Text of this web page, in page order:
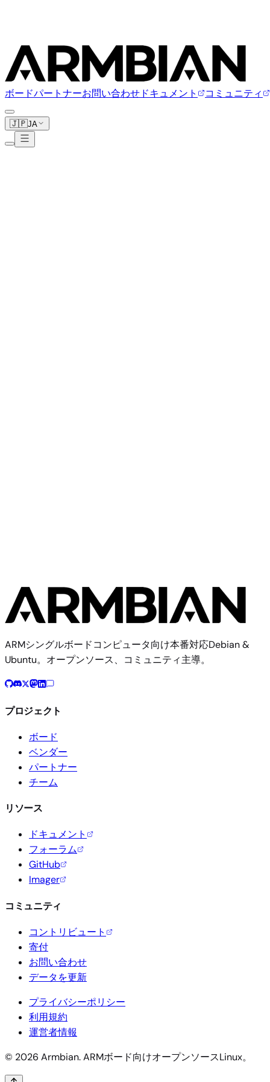
ボードパートナーお問い合わせ ドキュメント コミュニティ
🇯🇵JA
ARMシングルボードコンピュータ向け本番対応Debian &
Ubuntu。オープンソース、コミュニティ主導。
プロジェクト
ボード
ベンダー
パートナー
チーム
リソース
ドキュメント
フォーラム
GitHub
Imager
コミュニティ
コントリビュート
寄付
お問い合わせ
データを更新
プライバシーポリシー
利用規約
運営者情報
© 2026 Armbian. ARMボード向けオープンソースLinux。